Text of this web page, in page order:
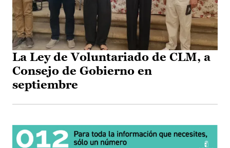
La Ley de Voluntariado de CLM, a
Consejo de Gobierno en
septiembre